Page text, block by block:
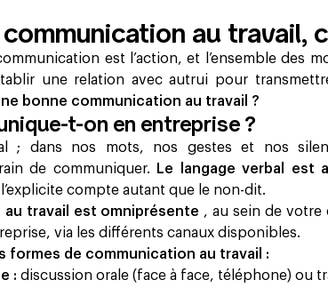
au travail,
est l’action, et l’ensemble des
une relation avec autrui pour
bonne communication au travail ?
t-on en entreprise ?
; dans nos mots, nos gestes et nos
de communiquer.
Le langage verbal est
compte autant que le non-dit.
au travail est omniprésente , au sein de votre
via les différents canaux disponibles.
formes de communication au travail :
: discussion orale (face à face, téléphone) ou